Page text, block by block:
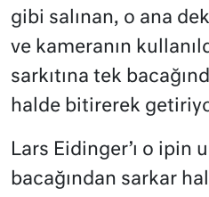
gibi salınan, o ana
ve kameranın
sarkıtına tek
halde bitirerek
Lars Eidinger’ı o ipin
bacağından sarkar